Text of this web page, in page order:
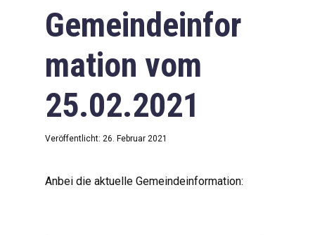
Downloads
Impressum
Datenschutzerklärung
Gemeindeinfor
mation vom
25.02.2021
Veröffentlicht: 26. Februar 2021
Anbei die aktuelle Gemeindeinformation: